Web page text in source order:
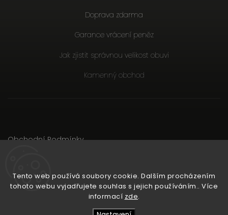
Tento web používá soubory cookie. Dalším procházením
tohoto webu vyjadřujete souhlas s jejich používáním.. Více
informací zde.
Doprava zdarma
Garance vrácení peněz
Jak zjistit správnou velikost obuvi
Kamenný obchod
Obchodní Podmínky
RunCzech Store. Všechna práva vyhrazena.
Upravit nastavení cookies